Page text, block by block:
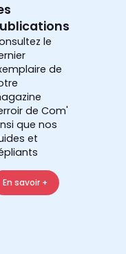
le
de
de Com'
que nos
et
En savoir +